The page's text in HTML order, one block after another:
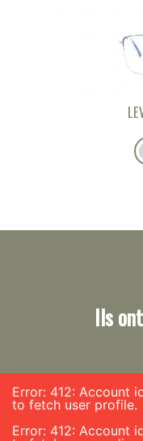
Ils
Error: 412: Account
to fetch user profile.
Error: 412: Account